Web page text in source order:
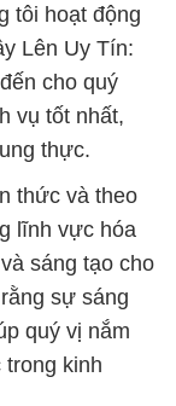
tôi hoạt động
Lên Uy Tín:
cho quý
vụ tốt nhất,
thực.
thức và theo
lĩnh vực hóa
sáng tạo cho
sự sáng
quý vị nắm
kinh